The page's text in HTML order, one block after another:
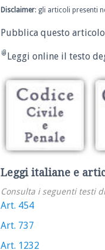
Disclaimer: gli articoli presenti
Pubblica questo
Leggi online il testo
Leggi italiane e
Consulta i seguenti testi
Art. 454
Art. 737
Art. 1232